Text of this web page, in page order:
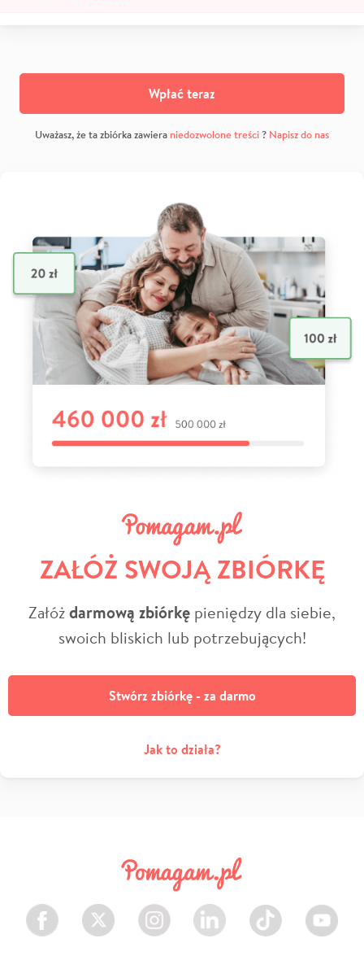
Wpłać teraz
Uważasz, że ta zbiórka zawiera niedozwolone treści? Napisz do nas
ZAŁÓŻ SWOJĄ ZBIÓRKĘ
Załóżdarmową zbiórkę pieniędzy dla siebie,
swoich bliskich lub potrzebujących!
Stwórz zbiórkę - za darmo
Jak to działa?
Facebook Twitter Instagram LinkedIn TikTok Youtube